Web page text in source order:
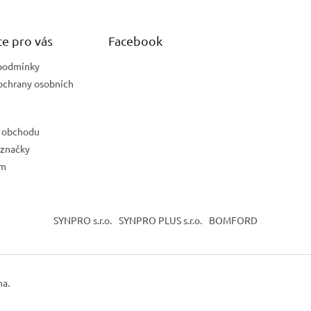
pro vás
osobních
Facebook
SYNPRO s.r.o. SYNPRO PLUS s.r.o. BOMFORD